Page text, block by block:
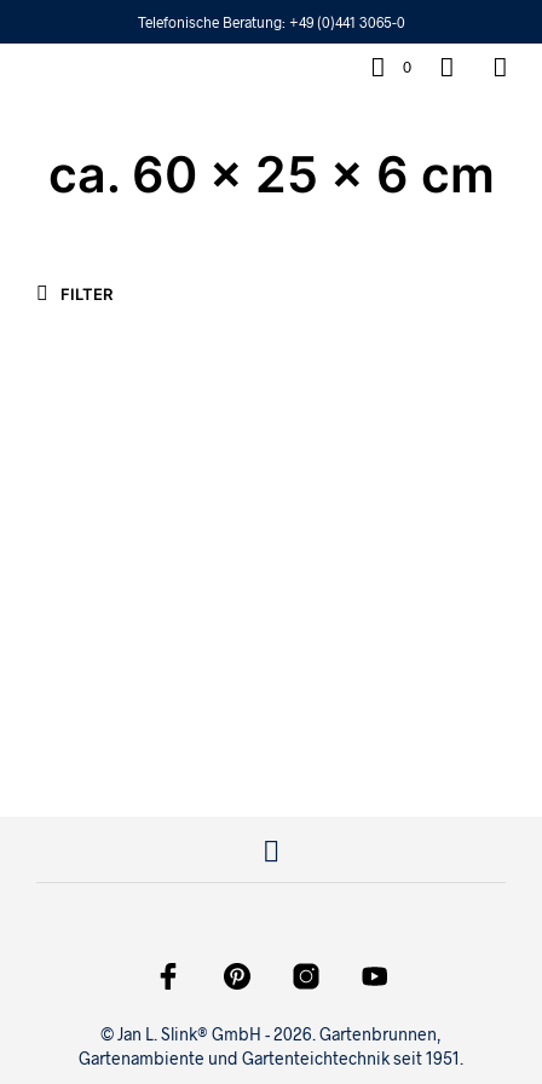
Telefonische Beratung: +49 (0)441 3065-0
0
ca. 60 x 25 x 6 cm
FILTER
© Jan L. Slink® GmbH - 2026. Gartenbrunnen,
Gartenambiente und Gartenteichtechnik seit 1951.